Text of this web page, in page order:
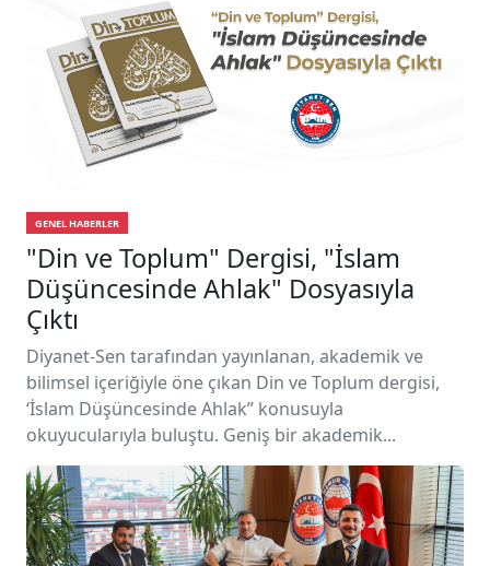
GENEL HABERLER
"Din ve Toplum" Dergisi, "İslam
Düşüncesinde Ahlak" Dosyasıyla
Çıktı
Diyanet-Sen tarafından yayınlanan, akademik ve
bilimsel içeriğiyle öne çıkan Din ve Toplum dergisi,
‘İslam Düşüncesinde Ahlak” konusuyla
okuyucularıyla buluştu. Geniş bir akademik...